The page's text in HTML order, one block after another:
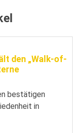
den „Walk-of-
bestätigen
in